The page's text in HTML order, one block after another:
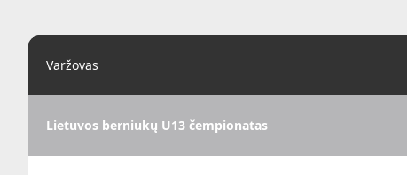
Varžovas
Lietuvos berniukų U13 čempionatas